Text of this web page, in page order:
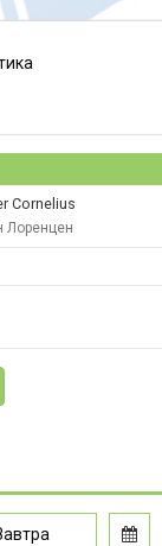
Cornelius
Лоренцен